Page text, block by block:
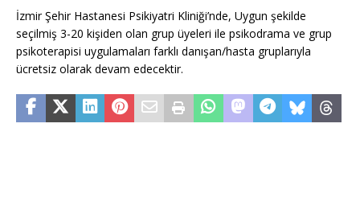
İzmir Şehir Hastanesi Psikiyatri Kliniği’nde, Uygun şekilde
seçilmiş 3-20 kişiden olan grup üyeleri ile psikodrama ve grup
psikoterapisi uygulamaları farklı danışan/hasta gruplarıyla
ücretsiz olarak devam edecektir.